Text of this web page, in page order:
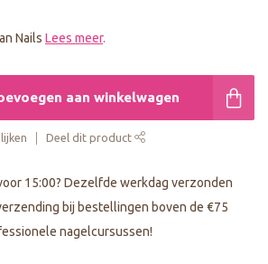
Nails Lees meer.
aan winkelwagen
Deel dit product
15:00? Dezelfde werkdag verzonden
bij bestellingen boven de €75
nagelcursussen!